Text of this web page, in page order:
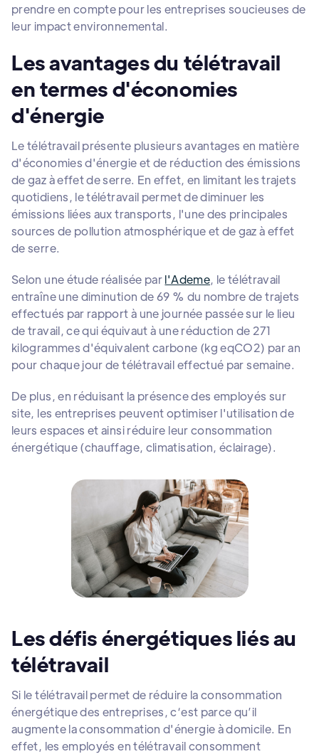
prendre en compte pour les entreprises soucieuses de
leur impact environnemental.
Les avantages du télétravail
en termes d'économies
d'énergie
Le télétravail présente plusieurs avantages en matière
d'économies d'énergie et de réduction des émissions
de gaz à effet de serre. En effet, en limitant les trajets
quotidiens, le télétravail permet de diminuer les
émissions liées aux transports, l'une des principales
sources de pollution atmosphérique et de gaz à effet
de serre.
Selon une étude réalisée parl'Ademe, le télétravail
entraîne une diminution de 69 % du nombre de trajets
effectués par rapport à une journée passée sur le lieu
de travail, ce qui équivaut à une réduction de 271
kilogrammes d'équivalent carbone (kg eqCO2) par an
pour chaque jour de télétravail effectué par semaine.
De plus, en réduisant la présence des employés sur
site, les entreprises peuvent optimiser l'utilisation de
leurs espaces et ainsi réduire leur consommation
énergétique (chauffage, climatisation, éclairage).
Les défis énergétiques liés au
télétravail
Si le télétravail permet de réduire la consommation
énergétique des entreprises, c‘est parce qu’il
augmente la consommation d'énergie à domicile. En
effet, les employés en télétravail consomment